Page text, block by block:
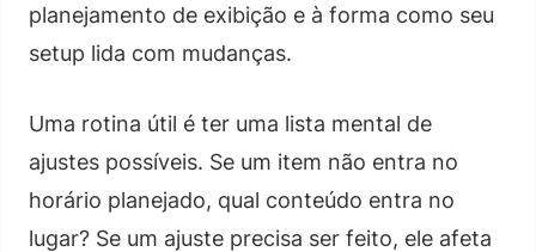
planejamento de exibição e à forma como seu
setup lida com mudanças.
Uma rotina útil é ter uma lista mental de
ajustes possíveis. Se um item não entra no
horário planejado, qual conteúdo entra no
lugar? Se um ajuste precisa ser feito, ele afeta